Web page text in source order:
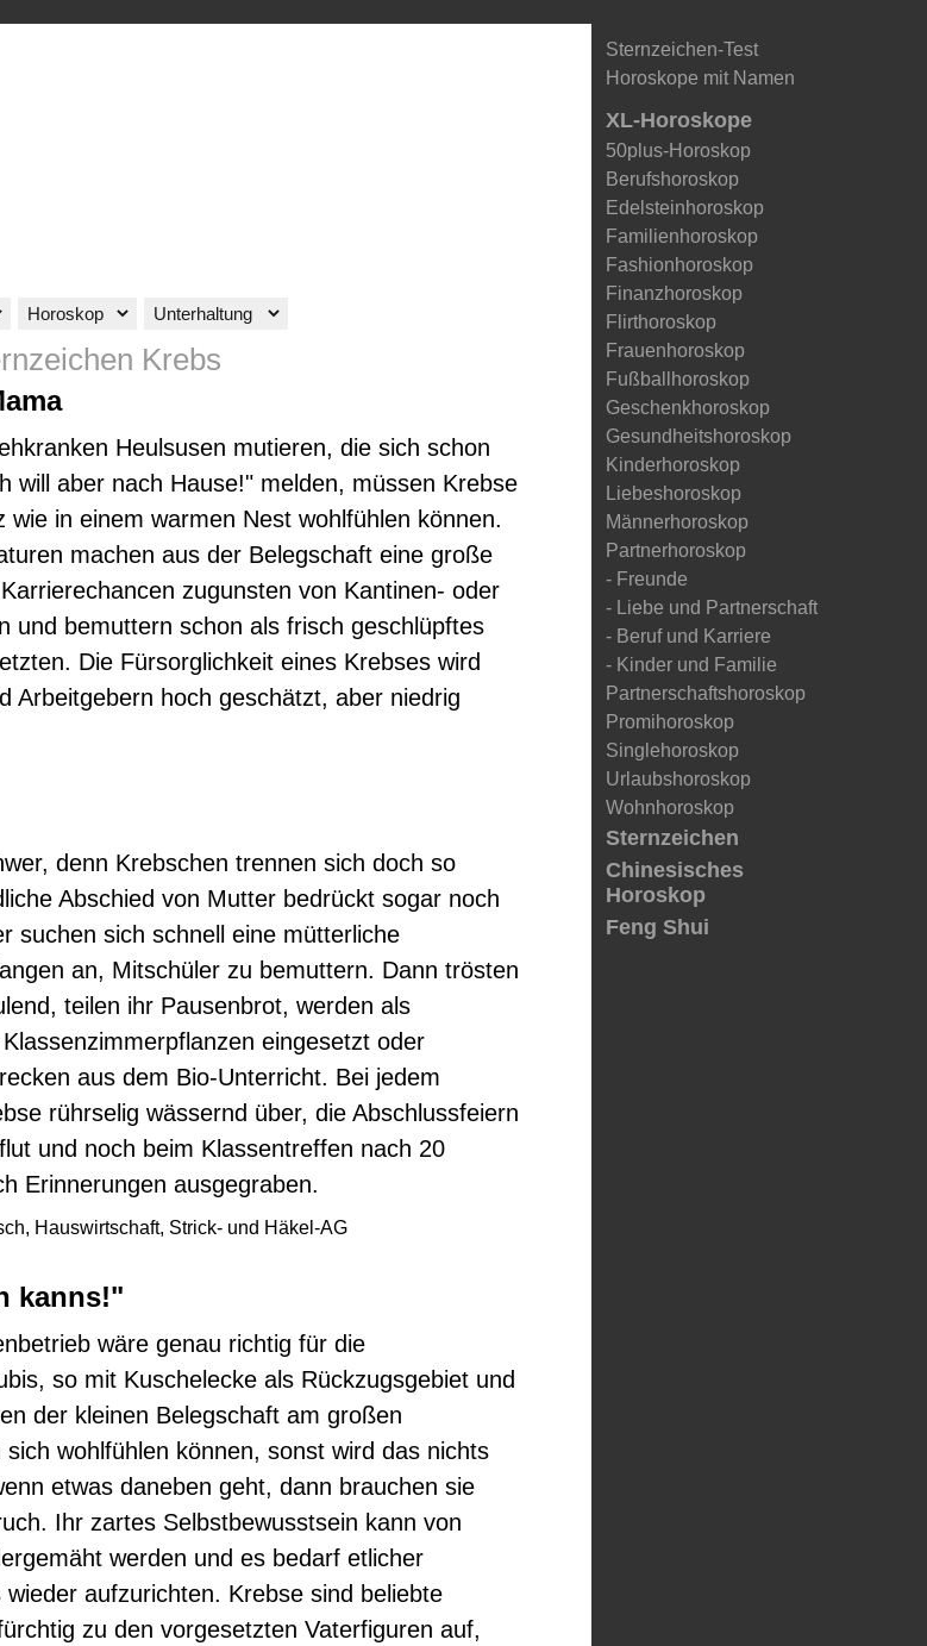
Sternzeichen-Test
Horoskope mit Namen
XL-Horoskope
50plus-Horoskop
Berufshoroskop
Edelsteinhoroskop
Familienhoroskop
Fashionhoroskop
Finanzhoroskop
Flirthoroskop
Frauenhoroskop
Fußballhoroskop
Geschenkhoroskop
Gesundheitshoroskop
Kinderhoroskop
Liebeshoroskop
Männerhoroskop
Partnerhoroskop
- Freunde
- Liebe und Partnerschaft
- Beruf und Karriere
- Kinder und Familie
Partnerschaftshoroskop
Promihoroskop
Singlehoroskop
Urlaubshoroskop
Wohnhoroskop
Sternzeichen
Chinesisches
Horoskop
Feng Shui
Krebs
Heulsusen mutieren, die sich schon
will aber nach Hause!" melden, müssen Krebse
wie in einem warmen Nest wohlfühlen können.
machen aus der Belegschaft eine große
zugunsten von Kantinen- oder
und bemuttern schon als frisch geschlüpftes
Die Fürsorglichkeit eines Krebses wird
Arbeitgebern hoch geschätzt, aber niedrig
denn Krebschen trennen sich doch so
Abschied von Mutter bedrückt sogar noch
suchen sich schnell eine mütterliche
an, Mitschüler zu bemuttern. Dann trösten
teilen ihr Pausenbrot, werden als
eingesetzt oder
aus dem Bio-Unterricht. Bei jedem
rührselig wässernd über, die Abschlussfeiern
und noch beim Klassentreffen nach 20
Erinnerungen ausgegraben.
Hauswirtschaft, Strick- und Häkel-AG
kanns!"
wäre genau richtig für die
so mit Kuschelecke als Rückzugsgebiet und
der kleinen Belegschaft am großen
wohlfühlen können, sonst wird das nichts
etwas daneben geht, dann brauchen sie
Ihr zartes Selbstbewusstsein kann von
werden und es bedarf etlicher
aufzurichten. Krebse sind beliebte
zu den vorgesetzten Vaterfiguren auf,